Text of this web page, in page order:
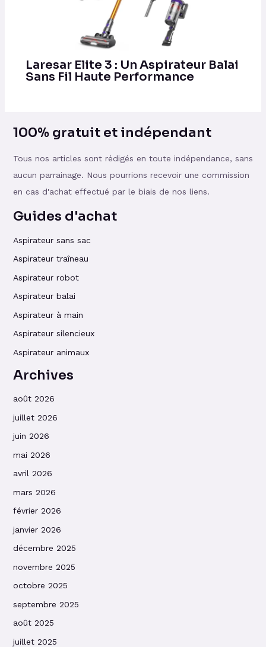
Laresar Elite 3 : Un Aspirateur Balai
Sans Fil Haute Performance
100% gratuit et indépendant
Tous nos articles sont rédigés en toute indépendance, sans
aucun parrainage. Nous pourrions recevoir une commission
en cas d'achat effectué par le biais de nos liens.
Guides d'achat
Aspirateur sans sac
Aspirateur traîneau
Aspirateur robot
Aspirateur balai
Aspirateur à main
Aspirateur silencieux
Aspirateur animaux
Archives
août 2026
juillet 2026
juin 2026
mai 2026
avril 2026
mars 2026
février 2026
janvier 2026
décembre 2025
novembre 2025
octobre 2025
septembre 2025
août 2025
juillet 2025